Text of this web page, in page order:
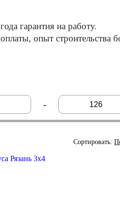
гарантия на работу.
опыт строительства
-
Сортировать: